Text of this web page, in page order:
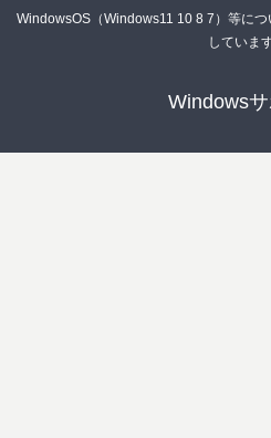
WindowsOS（Windows11 10 8 7）等に
していま
Windowsサ